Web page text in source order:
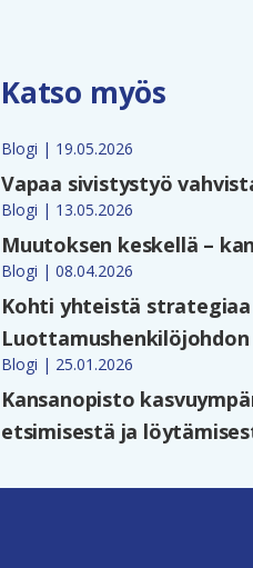
Katso myös
Blogi | 19.05.2026
Vapaa sivistystyö
Blogi | 13.05.2026
Muutoksen keskellä –
Blogi | 08.04.2026
Kohti yhteistä
Blogi | 25.01.2026
Kansanopisto
etsimisestä ja